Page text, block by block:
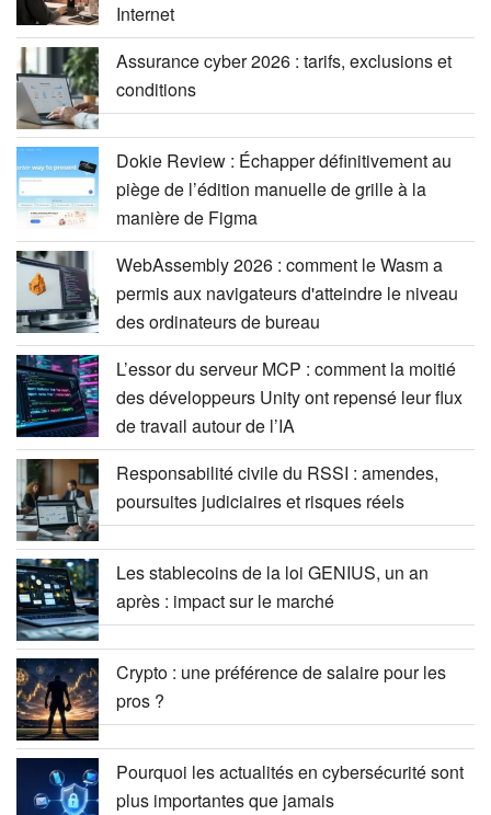
Internet
Assurance cyber 2026 : tarifs, exclusions et
conditions
Dokie Review : Échapper définitivement au
piège de l’édition manuelle de grille à la
manière de Figma
WebAssembly 2026 : comment le Wasm a
permis aux navigateurs d'atteindre le niveau
des ordinateurs de bureau
L’essor du serveur MCP : comment la moitié
des développeurs Unity ont repensé leur flux
de travail autour de l’IA
Responsabilité civile du RSSI : amendes,
poursuites judiciaires et risques réels
Les stablecoins de la loi GENIUS, un an
après : impact sur le marché
Crypto : une préférence de salaire pour les
pros ?
Pourquoi les actualités en cybersécurité sont
plus importantes que jamais